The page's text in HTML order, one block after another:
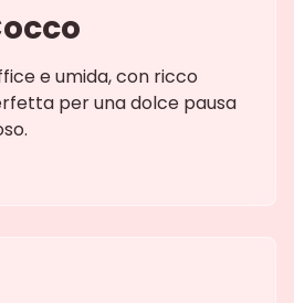
e umida, con ricco
per una dolce pausa